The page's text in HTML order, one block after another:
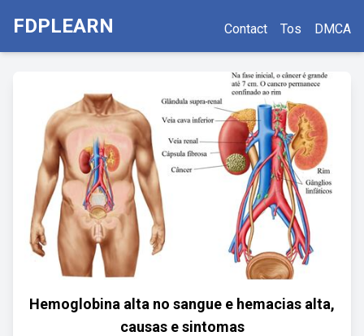
FDPLEARN Contact Tos DMCA
Hemoglobina alta no sangue e hemacias alta,
causas e sintomas